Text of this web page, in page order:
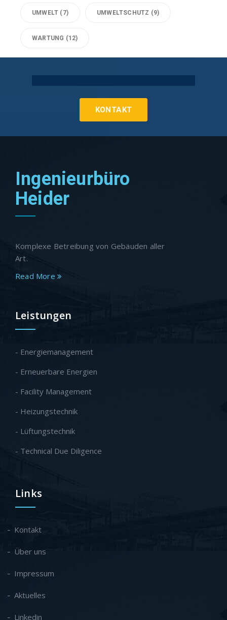
UMWELT (7) UMWELTSCHUTZ (9)
WARTUNG (12)
KONTAKT
Ingenieurbüro
Heider
Komplexe Betreibung von Gebäuden aller
Art.
Read More
Leistungen
- Energiemanagement
- Erneuerbare Energien
- Facility Management
- Heizungstechnik
- Lüftungstechnik
- Technical Due Diligence
Links
Kontakt
Über uns
Impressum
Aktuelles
Linkedin